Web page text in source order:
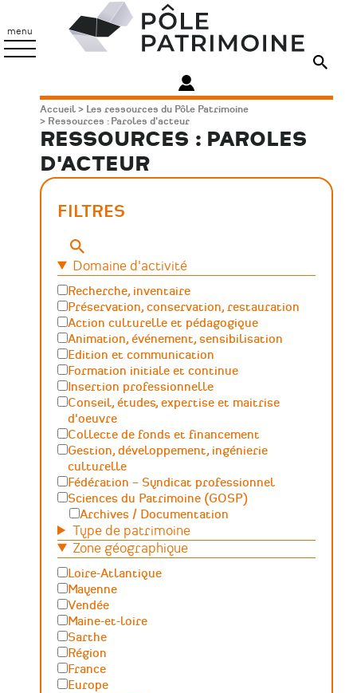
contenu
principal
menu
Patrimoine
Fil
d'Ariane
Accueil
Les ressources du Pôle Patrimoine
Ressources : Paroles d'acteur
RESSOURCES : PAROLES
D'ACTEUR
FILTRES
Mots-
clésDomaine d'activité
Recherche, inventaire
Préservation, conservation, restauration
Action culturelle et pédagogique
Animation, événement, sensibilisation
Edition et communication
Formation initiale et continue
Insertion professionnelle
Conseil, études, expertise et maitrise
d'oeuvre
Collecte de fonds et financement
Gestion, développement, ingénierie
culturelle
Fédération – Syndicat professionnel
Sciences du Patrimoine (GOSP)
Archives / Documentation
Conservation du patrimoine et
archéologie
Relations Publiques (médiation
culturelle et valorisation)
Sciences des matériaux et de l'ingénierie
Type de patrimoine
Zone géographique
Loire-Atlantique
Mayenne
Vendée
Maine-et-loire
Sarthe
Région
France
Europe